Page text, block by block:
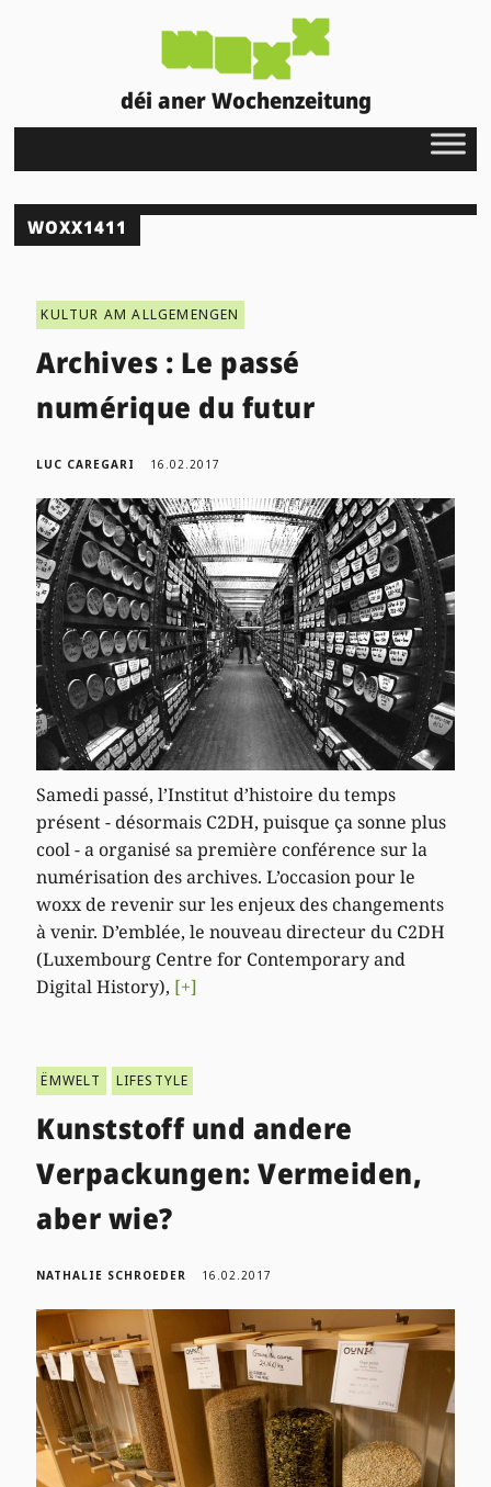
déi aner Wochenzeitung
WOXX1411
KULTUR AM ALLGEMENGEN
Archives : Le passé
numérique du futur
LUC CAREGARI 16.02.2017
Samedi passé, l’Institut d’histoire du temps
présent - désormais C2DH, puisque ça sonne plus
cool - a organisé sa première conférence sur la
numérisation des archives. L’occasion pour le
woxx de revenir sur les enjeux des changements
à venir. D’emblée, le nouveau directeur du C2DH
(Luxembourg Centre for Contemporary and
Digital History), [+]
ËMWELT LIFESTYLE
Kunststoff und andere
Verpackungen: Vermeiden,
aber wie?
NATHALIE SCHROEDER 16.02.2017